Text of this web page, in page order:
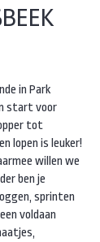
in Park
start voor
tot
lopen is leuker!
willen we
ben je
sprinten
voldaan